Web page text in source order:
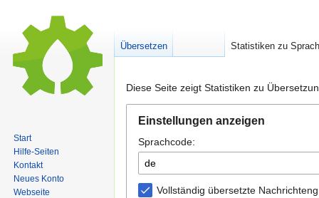
Zur
Navigation
springen
Zur
Suche
springen
Diese Seite zeigt Statistiken zu
Einstellungen anzeigen
Sprachcode:
Vollständig übersetzte
Übersetzen Statistiken zu
Start
Hilfe-Seiten
Kontakt
Neues Konto
Webseite